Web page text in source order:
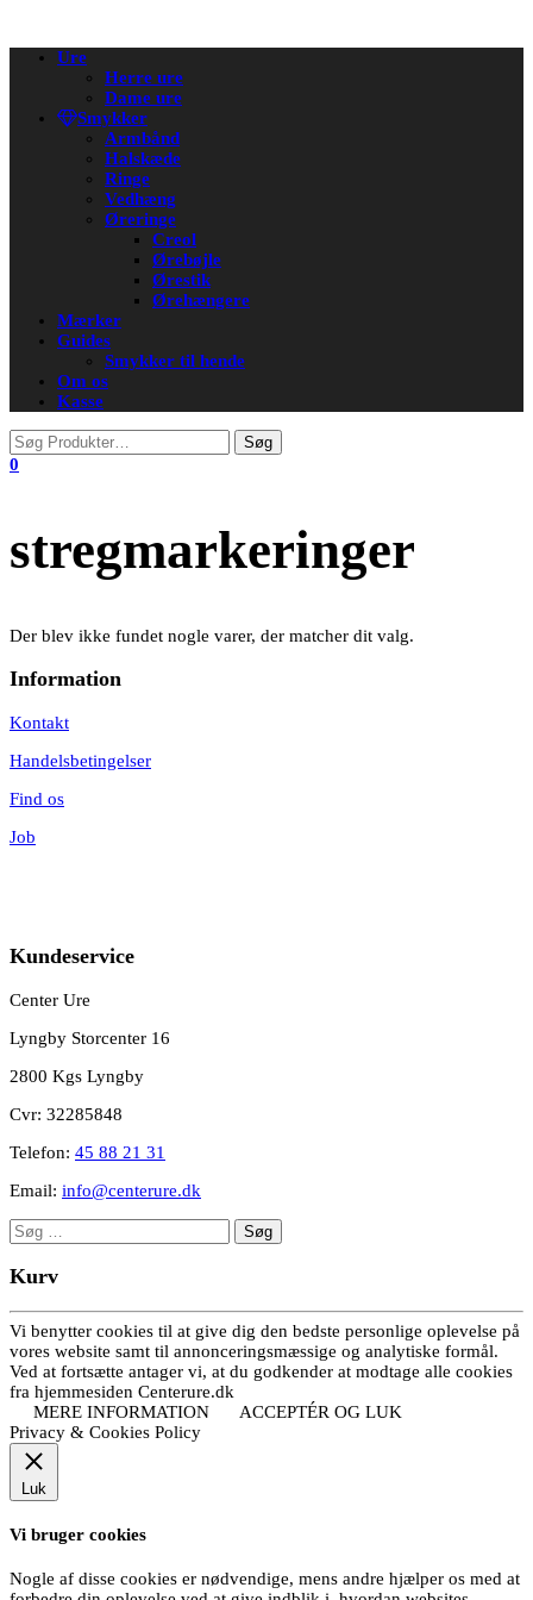
navigation
Ure
Herre ure
Dame ure
Smykker
Armbånd
Halskæde
Ringe
Vedhæng
Øreringe
Creol
Ørebøjle
Ørestik
Ørehængere
Mærker
Guides
Smykker til hende
Om os
Kasse
0
stregmarkeringer
Der blev ikke fundet nogle varer, der matcher dit valg.
Information
Kontakt
Handelsbetingelser
Find os
Job
Kundeservice
Center Ure
Lyngby Storcenter 16
2800 Kgs Lyngby
Cvr: 32285848
Telefon: 45 88 21 31
Email: info@centerure.dk
Søg
efter:
Kurv
Vi benytter cookies til at give dig den bedste personlige oplevelse på
vores website samt til annonceringsmæssige og analytiske formål.
Ved at fortsætte antager vi, at du godkender at modtage alle cookies
fra hjemmesiden Centerure.dk
MERE INFORMATION
ACCEPTÉR OG LUK
Privacy & Cookies Policy
Luk
Vi bruger cookies
Nogle af disse cookies er nødvendige, mens andre hjælper os med at